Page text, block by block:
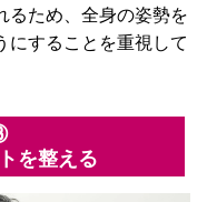
るため、全身の姿勢を
にすることを重視して
を整える